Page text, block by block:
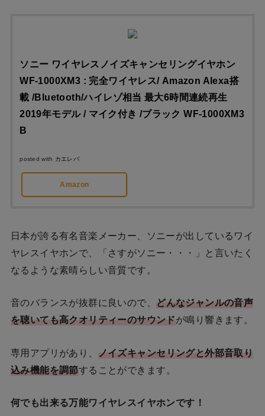
ソニー ワイヤレスノイズキャンセリングイヤホン
WF-1000XM3 : 完全ワイヤレス/ Amazon Alexa搭
載 /Bluetooth/ハイレゾ相当 最大6時間連続再生
2019年モデル / マイク付き /ブラック WF-1000XM3
B
posted with カエレバ
Amazon
日本が誇る有名音楽メーカー、ソニーが出しているワイ
ヤレスイヤホンで、「さすがソニー・・・」と言いたく
なるような素晴らしい音質です。
音のバランスが抜群に良いので、
どんなジャンルの音声
を聴いても高クオリティーのサウンドが鳴り響きます。
専用アプリがあり、
ノイズキャンセリングと外部音取り
込み機能を調節することができます。
何でも出来る万能ワイヤレスイヤホンです！